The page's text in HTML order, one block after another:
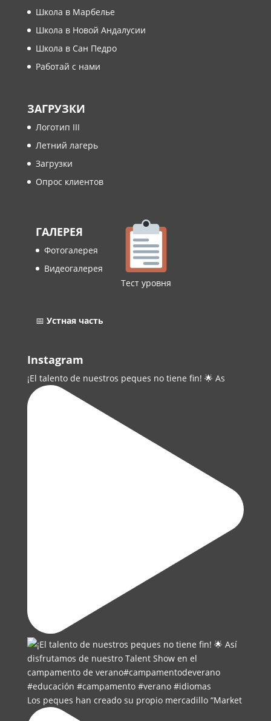
Школа в Марбелье
Школа в Новой Андалусии
Школа в Сан Педро
Работай с нами
ЗАГРУЗКИ
Логотип III
Летний лагерь
Загрузки
Опрос клиентов
ГАЛЕРЕЯ
Фотогалерея
Видеогалерея
Тест уровня
📅 Устная часть
Instagram
¡El talento de nuestros peques no tiene fin! 🌟 As
Los peques han creado su propio mercadillo “Market